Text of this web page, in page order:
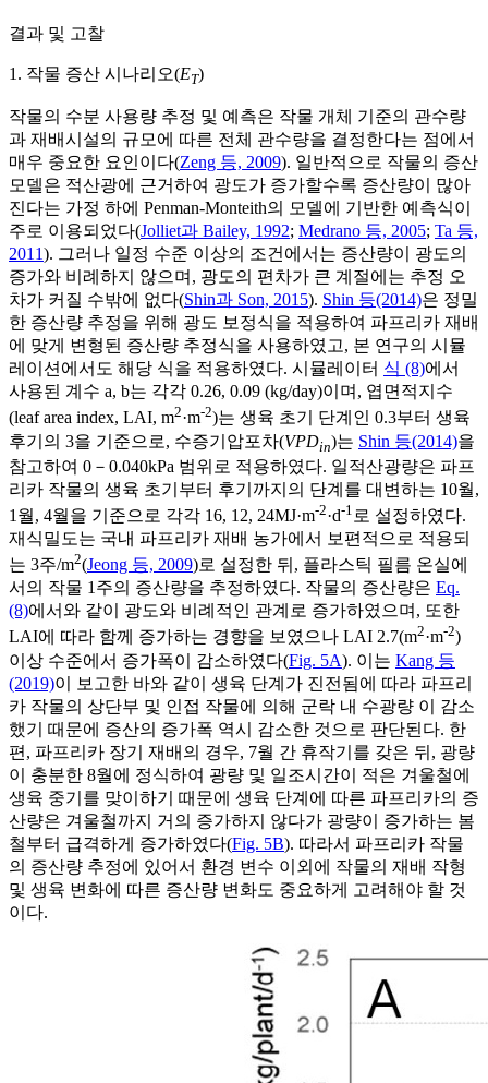
결과 및 고찰
1. 작물 증산 시나리오(ET)
작물의 수분 사용량 추정 및 예측은 작물 개체 기준의 관수량
과 재배시설의 규모에 따른 전체 관수량을 결정한다는 점에서
매우 중요한 요인이다(Zeng 등, 2009). 일반적으로 작물의 증산
모델은 적산광에 근거하여 광도가 증가할수록 증산량이 많아
진다는 가정 하에 Penman-Monteith의 모델에 기반한 예측식이
주로 이용되었다(Jolliet과 Bailey, 1992; Medrano 등, 2005; Ta 등,
2011). 그러나 일정 수준 이상의 조건에서는 증산량이 광도의
증가와 비례하지 않으며, 광도의 편차가 큰 계절에는 추정 오
차가 커질 수밖에 없다(Shin과 Son, 2015). Shin 등(2014)은 정밀
한 증산량 추정을 위해 광도 보정식을 적용하여 파프리카 재배
에 맞게 변형된 증산량 추정식을 사용하였고, 본 연구의 시뮬
레이션에서도 해당 식을 적용하였다. 시뮬레이터 식 (8)에서
사용된 계수 a, b는 각각 0.26, 0.09 (kg/day)이며, 엽면적지수
(leaf area index, LAI, m2·m-2)는 생육 초기 단계인 0.3부터 생육
후기의 3을 기준으로, 수증기압포차(VPDin)는 Shin 등(2014)을
참고하여 0－0.040kPa 범위로 적용하였다. 일적산광량은 파프
리카 작물의 생육 초기부터 후기까지의 단계를 대변하는 10월,
1월, 4월을 기준으로 각각 16, 12, 24MJ·m-2·d-1 로 설정하였다.
재식밀도는 국내 파프리카 재배 농가에서 보편적으로 적용되
는 3주/m2(Jeong 등, 2009)로 설정한 뒤, 플라스틱 필름 온실에
서의 작물 1주의 증산량을 추정하였다. 작물의 증산량은 Eq.
(8)에서와 같이 광도와 비례적인 관계로 증가하였으며, 또한
LAI에 따라 함께 증가하는 경향을 보였으나 LAI 2.7(m2·m-2)
이상 수준에서 증가폭이 감소하였다(Fig. 5A). 이는 Kang 등
(2019)이 보고한 바와 같이 생육 단계가 진전됨에 따라 파프리
카 작물의 상단부 및 인접 작물에 의해 군락 내 수광량 이 감소
했기 때문에 증산의 증가폭 역시 감소한 것으로 판단된다. 한
편, 파프리카 장기 재배의 경우, 7월 간 휴작기를 갖은 뒤, 광량
이 충분한 8월에 정식하여 광량 및 일조시간이 적은 겨울철에
생육 중기를 맞이하기 때문에 생육 단계에 따른 파프리카의 증
산량은 겨울철까지 거의 증가하지 않다가 광량이 증가하는 봄
철부터 급격하게 증가하였다(Fig. 5B). 따라서 파프리카 작물
의 증산량 추정에 있어서 환경 변수 이외에 작물의 재배 작형
및 생육 변화에 따른 증산량 변화도 중요하게 고려해야 할 것
이다.